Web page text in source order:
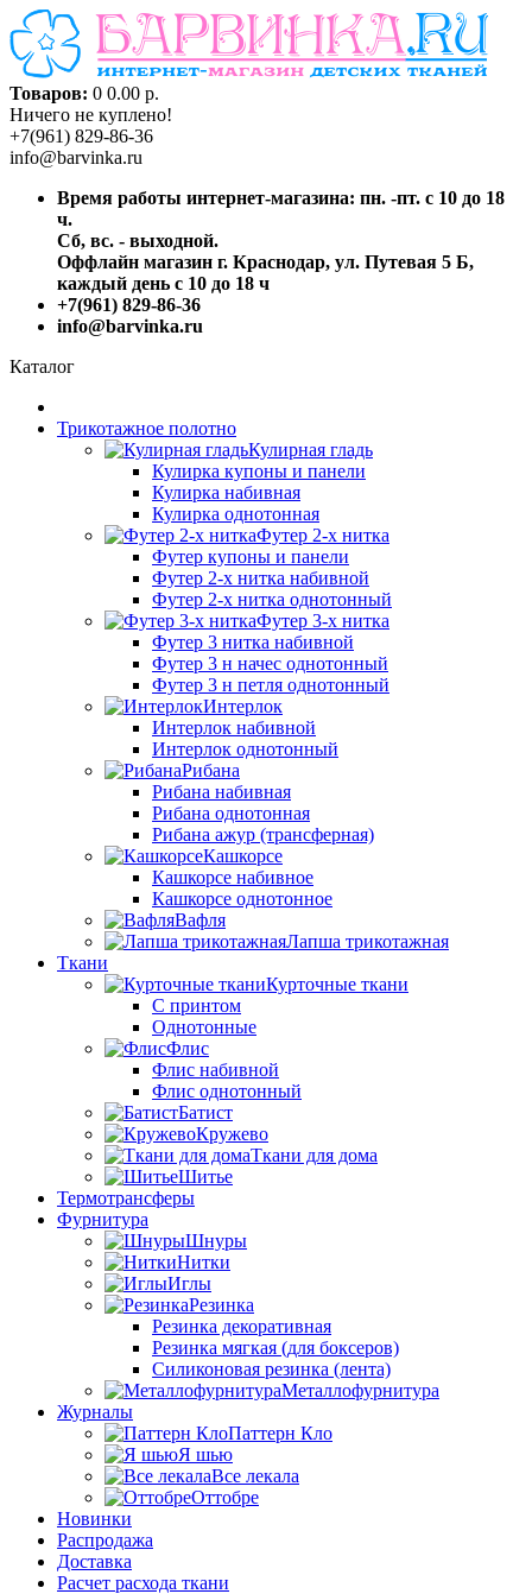
Товаров: 0 0.00 р.
Ничего не куплено!
+7(961) 829-86-36
info@barvinka.ru
Время работы интернет-магазина: пн. -пт. с 10 до 18
ч.
Сб, вс. - выходной.
Оффлайн магазин г. Краснодар, ул. Путевая 5 Б,
каждый день с 10 до 18 ч
+7(961) 829-86-36
info@barvinka.ru
Каталог
Трикотажное полотно
Кулирная гладь
Кулирка купоны и панели
Кулирка набивная
Кулирка однотонная
Футер 2-х нитка
Футер купоны и панели
Футер 2-х нитка набивной
Футер 2-х нитка однотонный
Футер 3-х нитка
Футер 3 нитка набивной
Футер 3 н начес однотонный
Футер 3 н петля однотонный
Интерлок
Интерлок набивной
Интерлок однотонный
Рибана
Рибана набивная
Рибана однотонная
Рибана ажур (трансферная)
Кашкорсе
Кашкорсе набивное
Кашкорсе однотонное
Вафля
Лапша трикотажная
Ткани
Курточные ткани
С принтом
Однотонные
Флис
Флис набивной
Флис однотонный
Батист
Кружево
Ткани для дома
Шитье
Термотрансферы
Фурнитура
Шнуры
Нитки
Иглы
Резинка
Резинка декоративная
Резинка мягкая (для боксеров)
Силиконовая резинка (лента)
Металлофурнитура
Журналы
Паттерн Кло
Я шью
Все лекала
Оттобре
Новинки
Распродажа
Доставка
Расчет расхода ткани